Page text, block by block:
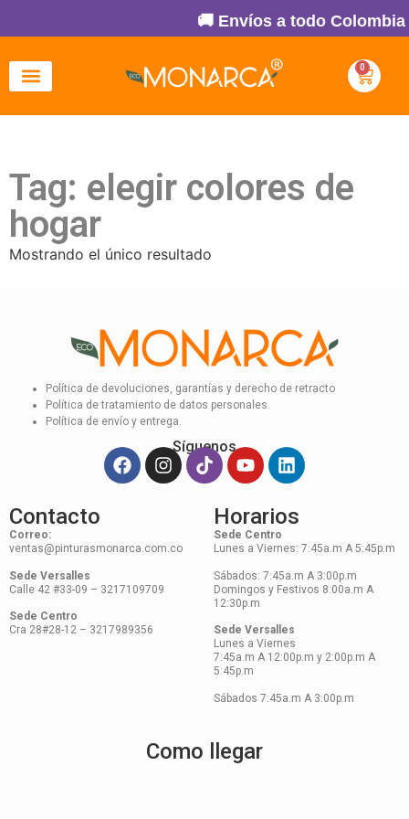
🚚 Envíos a todo Colombia
0
Tag: elegir colores de
hogar
Mostrando el único resultado
Política de devoluciones, garantías y derecho de retracto
Política de tratamiento de datos personales.
Política de envío y entrega.
Síguenos
Contacto
Correo:
ventas@pinturasmonarca.com.co
Sede Versalles
Calle 42 #33-09 – 3217109709
Sede Centro
Cra 28#28-12 – 3217989356
Horarios
Sede Centro
Lunes a Viernes: 7:45a.m A 5:45p.m
Sábados: 7:45a.m A 3:00p.m
Domingos y Festivos 8:00a.m A
12:30p.m
Sede Versalles
Lunes a Viernes
7:45a.m A 12:00p.m y 2:00p.m A
5:45p.m
Sábados 7:45a.m A 3:00p.m
Como llegar